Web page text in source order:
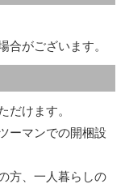
がございます。
だけます。
ーマンでの開梱設
方、一人暮らしの